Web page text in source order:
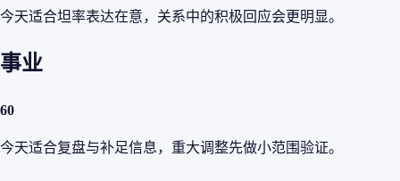
今天适合坦率表达在意，关系中的积极回应会更明显。
事业
60
今天适合复盘与补足信息，重大调整先做小范围验证。